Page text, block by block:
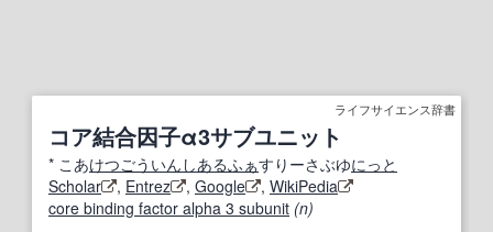
ライフサイエンス辞書
コア結合因子α3サブユニット
* こあけつごう いんしあるふぁすりーさぶゆにっと
Scholar
, Entrez , Google , WikiPedia
core binding factor alpha 3 subunit (n)